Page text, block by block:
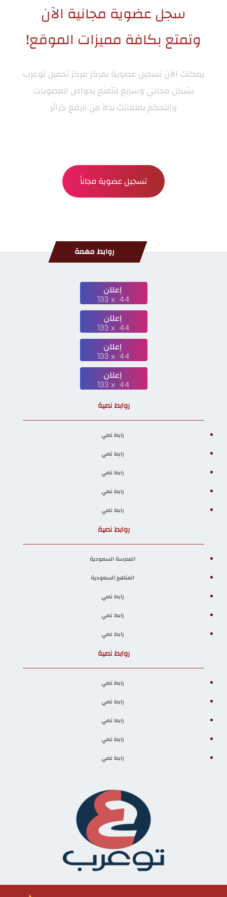
سجل عضوية مجانية الآن
وتمتع بكافة مميزات الموقع!
يمكنك الآن تسجيل عضوية بمركزمركز تحميل توعرب
بشكل مجاني وسريع لتتمتع بخواص العضويات
والتحكم بملفاتك بدلاً من الرفع كزائر
تسجيل عضوية مجاناً
روابط مهمة
روابط نصية
رابط نصي
رابط نصي
رابط نصي
رابط نصي
رابط نصي
روابط نصية
المدرسة السعودية
المناهج السعودية
رابط نصي
رابط نصي
رابط نصي
روابط نصية
رابط نصي
رابط نصي
رابط نصي
رابط نصي
رابط نصي